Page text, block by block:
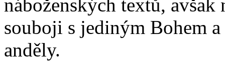
náboženských textů,
souboji s jediným Bohem
anděly.